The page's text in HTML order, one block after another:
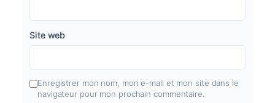
Site web
Enregistrer mon nom, mon e-mail et mon site dans le
navigateur pour mon prochain commentaire.